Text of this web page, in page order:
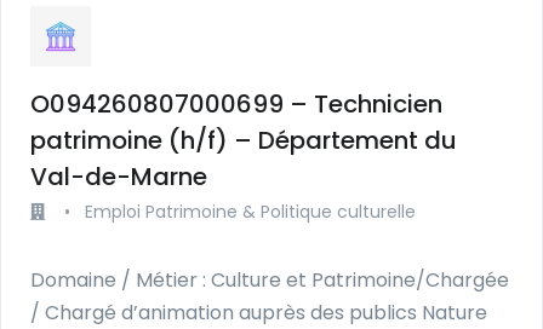
O094260807000699 – Technicien
patrimoine (h/f) – Département du
Val-de-Marne
• Emploi Patrimoine & Politique culturelle
Domaine / Métier : Culture et Patrimoine/Chargée
/ Chargé d’animation auprès des publics Nature